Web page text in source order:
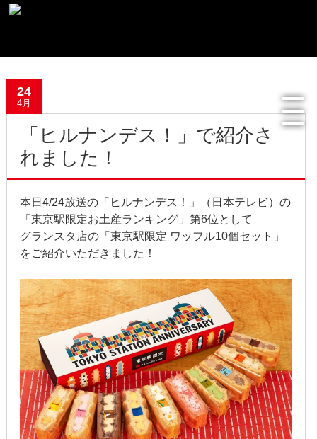
メディア掲載情報
R.Lオフィシャルサイト
過去の記事
2022年4月
2022年1月
2021年12月
2021年9月
2021年6月
24
4月
「ヒルナンデス！」で紹介さ
れました！
本日4/24放送の「ヒルナンデス！」（日本テレビ）の
「東京駅限定お土産ランキング」第6位として
グランスタ店の 「東京駅限定 ワッフル10個セット」
をご紹介いただきました！